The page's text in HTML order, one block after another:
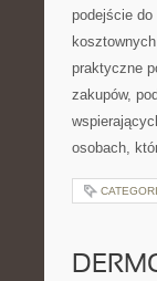
podejście
praktyczne
zakupów,
osobach,